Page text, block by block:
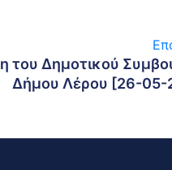
του Δημοτικού
Δήμου Λέρου [26-05-